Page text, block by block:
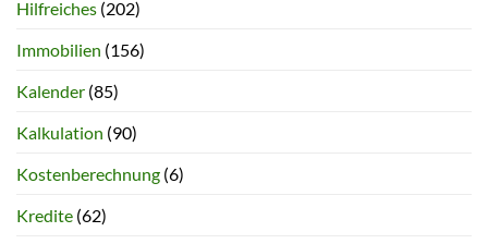
Hilfreiches (202)
Immobilien (156)
Kalender (85)
Kalkulation (90)
Kostenberechnung (6)
Kredite (62)